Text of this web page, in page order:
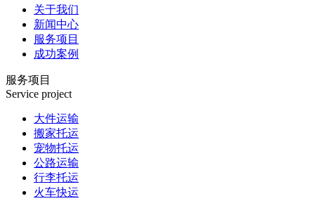
关于我们
新闻中心
服务项目
成功案例
服务项目
Service project
大件运输
搬家托运
宠物托运
公路运输
行李托运
火车快运